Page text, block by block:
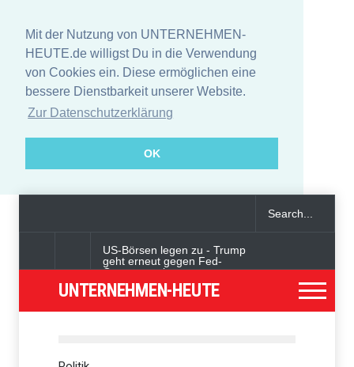
Mit der Nutzung von UNTERNEHMEN-
HEUTE.de willigst Du in die Verwendung
von Cookies ein. Diese ermöglichen eine
bessere Dienstbarkeit unserer Website.
Zur Datenschutzerklärung
OK
US-Börsen legen zu - Trump
geht erneut gegen Fed-
Gouverneurin vor
UNTERNEHMEN-HEUTE